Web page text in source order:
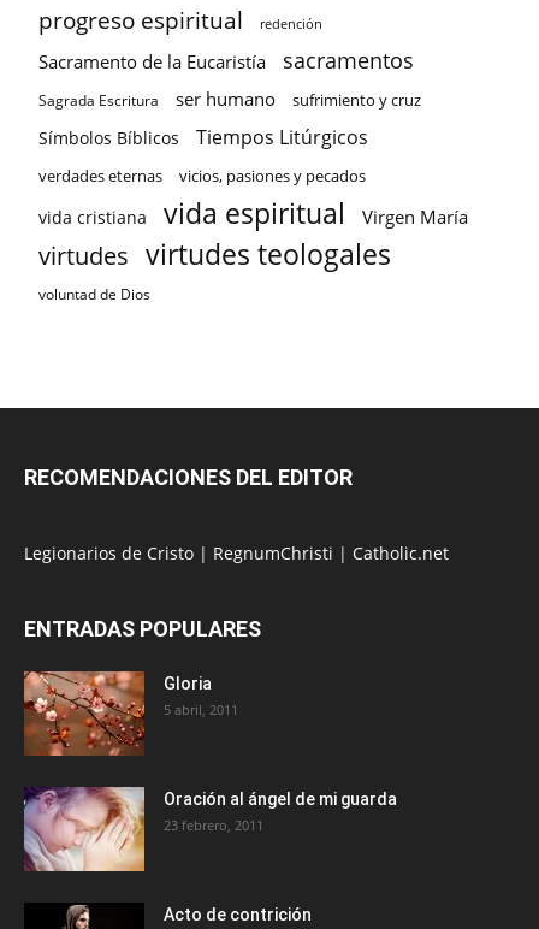
progreso espiritual redención
Sacramento de la Eucaristía sacramentos
Sagrada Escritura ser humano sufrimiento y cruz
Símbolos Bíblicos Tiempos Litúrgicos
verdades eternas vicios, pasiones y pecados
vida cristiana vida espiritual Virgen María
virtudes virtudes teologales
voluntad de Dios
RECOMENDACIONES DEL EDITOR
Legionarios de Cristo | RegnumChristi | Catholic.net
ENTRADAS POPULARES
Gloria
5 abril, 2011
Oración al ángel de mi guarda
23 febrero, 2011
Acto de contrición